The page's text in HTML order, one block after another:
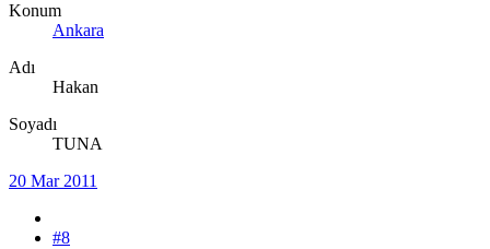
Konum
Ankara
Adı
Hakan
Soyadı
TUNA
20 Mar 2011
#8